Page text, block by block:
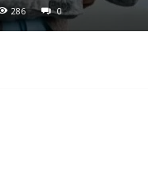
286 0